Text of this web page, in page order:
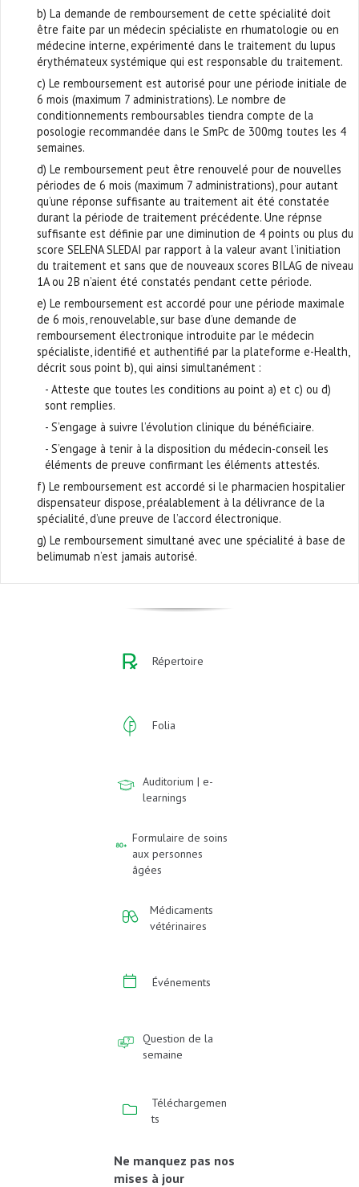
b) La demande de remboursement de cette spécialité doit
être faite par un médecin spécialiste en rhumatologie ou en
médecine interne, expérimenté dans le traitement du lupus
érythémateux systémique qui est responsable du traitement.
c) Le remboursement est autorisé pour une période initiale de
6 mois (maximum 7 administrations). Le nombre de
conditionnements remboursables tiendra compte de la
posologie recommandée dans le SmPc de 300mg toutes les 4
semaines.
d) Le remboursement peut être renouvelé pour de nouvelles
périodes de 6 mois (maximum 7 administrations), pour autant
qu’une réponse suffisante au traitement ait été constatée
durant la période de traitement précédente. Une répnse
suffisante est définie par une diminution de 4 points ou plus du
score SELENA SLEDAI par rapport à la valeur avant l’initiation
du traitement et sans que de nouveaux scores BILAG de niveau
1A ou 2B n’aient été constatés pendant cette période.
e) Le remboursement est accordé pour une période maximale
de 6 mois, renouvelable, sur base d’une demande de
remboursement électronique introduite par le médecin
spécialiste, identifié et authentifié par la plateforme e-Health,
décrit sous point b), qui ainsi simultanément :
- Atteste que toutes les conditions au point a) et c) ou d)
sont remplies.
- S’engage à suivre l’évolution clinique du bénéficiaire.
- S’engage à tenir à la disposition du médecin-conseil les
éléments de preuve confirmant les éléments attestés.
f) Le remboursement est accordé si le pharmacien hospitalier
dispensateur dispose, préalablement à la délivrance de la
spécialité, d’une preuve de l’accord électronique.
g) Le remboursement simultané avec une spécialité à base de
belimumab n’est jamais autorisé.
Répertoire
Folia
Auditorium | e-
learnings
Formulaire de soins
aux personnes
âgées
Médicaments
vétérinaires
Événements
Question de la
semaine
Téléchargemen
ts
Ne manquez pas nos
mises à jour